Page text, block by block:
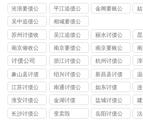
司
公司
司
司
沧浪要债公
司
平江追债公
司
金阊要账公
吴中追债公
司
相城要债公
司
苏州讨债收
费
吴江追债公
司
丽水讨债公
司
司
南京催收公
司
南京要债公
司
南京要账公
司
司
讨债公司
浙江讨债公
司
杭州讨债公
司
象山县讨债
绍兴讨债公
司
新昌县讨债
司
江苏讨债公
司
南通讨债公
司
如东讨债
淮安讨债公
司
金湖讨债
盐城讨债公
司
长沙讨债公
变卖毁
岳阳讨债公